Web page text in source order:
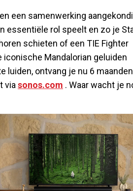
een samenwerking
essentiële rol speelt en zo je
schieten of een TIE Fighter
Mandalorian geluiden
luiden, ontvang je nu 6 maanden
via sonos.com . Waar wacht je